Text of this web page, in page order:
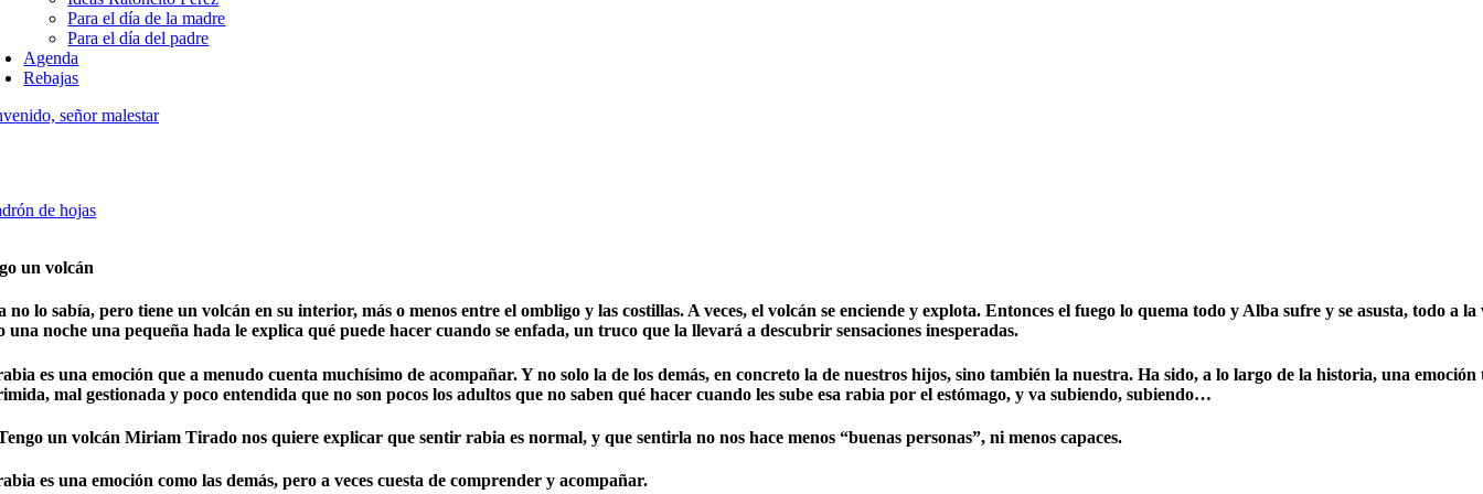
Para el día de la madre
Para el día del padre
Agenda
Rebajas
señor malestar
de hojas
un volcán
no lo sabía, pero tiene un volcán en su interior, más o menos entre el ombligo y las costillas. A veces, el volcán se enciende y explota. Entonces el fuego lo quema todo y Alba sufre y se asusta, todo a la
una noche una pequeña hada le explica qué puede hacer cuando se enfada, un truco que la llevará a descubrir sensaciones inesperadas.
es una emoción que a menudo cuenta muchísimo de acompañar. Y no solo la de los demás, en concreto la de nuestros hijos, sino también la nuestra. Ha sido, a lo largo de la historia, una emoción
mal gestionada y poco entendida que no son pocos los adultos que no saben qué hacer cuando les sube esa rabia por el estómago, y va subiendo, subiendo…
un volcán Miriam Tirado nos quiere explicar que sentir rabia es normal, y que sentirla no nos hace menos “buenas personas”, ni menos capaces.
es una emoción como las demás, pero a veces cuesta de comprender y acompañar.